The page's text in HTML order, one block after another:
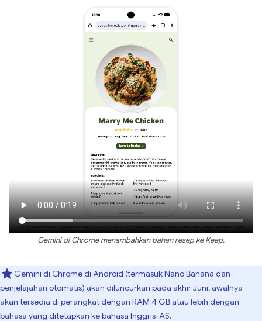
Gemini di Chrome menambahkan bahan resep ke Keep.
Gemini di Chrome di Android (termasuk Nano Banana dan
penjelajahan otomatis) akan diluncurkan pada akhir Juni; awalnya
akan tersedia di perangkat dengan RAM 4 GB atau lebih dengan
bahasa yang ditetapkan ke bahasa Inggris-AS.